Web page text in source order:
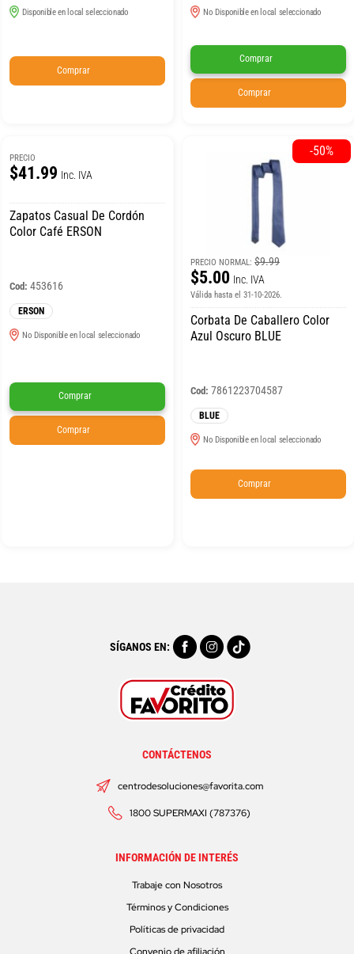
Disponible en local seleccionado
Comprar
No Disponible en local seleccionado
Comprar
Comprar
PRECIO
$41.99 Inc. IVA
Zapatos Casual De Cordón
Color Café ERSON
Cod: 453616
ERSON
No Disponible en local seleccionado
Comprar
Comprar
PRECIO NORMAL:$9.99
$5.00 Inc. IVA
Válida hasta el 31-10-2026.
Corbata De Caballero Color
Azul Oscuro BLUE
Cod: 7861223704587
BLUE
No Disponible en local seleccionado
Comprar
-50%
SÍGANOS EN:
CONTÁCTENOS
centrodesoluciones@favorita.com
1800 SUPERMAXI (787376)
INFORMACIÓN DE INTERÉS
Trabaje con Nosotros
Términos y Condiciones
Políticas de privacidad